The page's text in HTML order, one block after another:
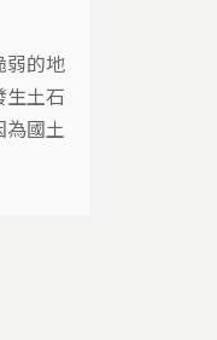
弱的地
生土石
國土
十年
的島